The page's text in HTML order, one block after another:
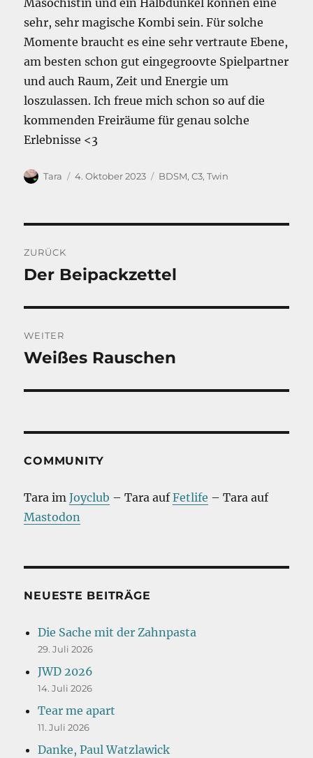
Masochistin und ein Halbdunkel können eine
sehr, sehr magische Kombi sein. Für solche
Momente braucht es eine sehr vertraute Ebene,
am besten schon gut eingegroovte Spielpartner
und auch Raum, Zeit und Energie um
loszulassen. Ich freue mich schon so auf die
kommenden Freiräume für genau solche
Erlebnisse <3
Autor
Tara
Veröffentlicht
4. Oktober 2023 Kategorien
BDSM,C3,Twin
ZURÜCK
Vorheriger
Der Beipackzettel
WEITER
Nächster
Weißes Rauschen
COMMUNITY
Tara imJoyclub – Tara aufFetlife – Tara auf
Mastodon
NEUESTE BEITRÄGE
Die Sache mit der Zahnpasta
29. Juli 2026
JWD 2026
14. Juli 2026
Tear me apart
11. Juli 2026
Danke, Paul Watzlawick